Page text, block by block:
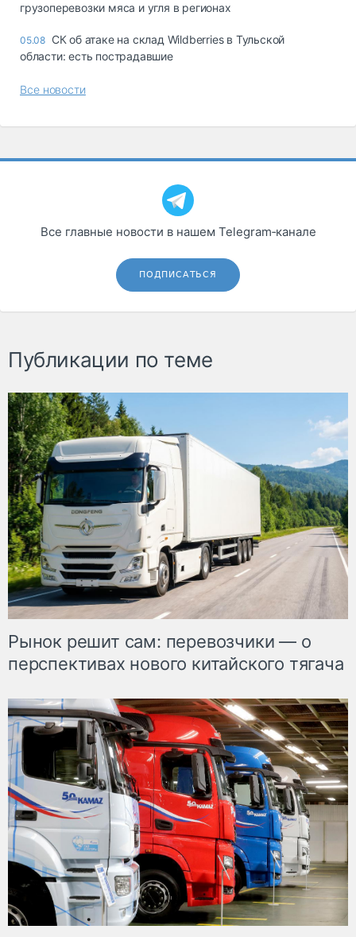
грузоперевозки мяса и угля в регионах
05.08 СК об атаке на склад Wildberries в Тульской
области: есть пострадавшие
Все новости
Все главные новости в нашем Telegram‑канале
ПОДПИСАТЬСЯ
Публикации по теме
Рынок решит сам: перевозчики — о
перспективах нового китайского тягача